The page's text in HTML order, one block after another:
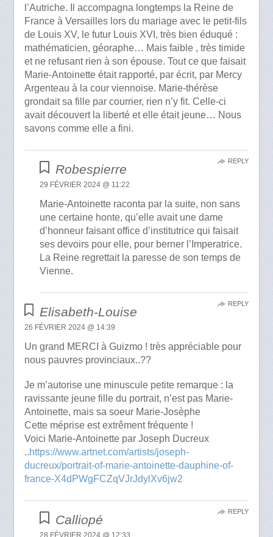
l’Autriche. Il accompagna longtemps la Reine de
France à Versailles lors du mariage avec le petit-fils
de Louis XV, le futur Louis XVI, très bien éduqué :
mathématicien, géoraphe… Mais faible , très timide
et ne refusant rien à son épouse. Tout ce que faisait
Marie-Antoinette était rapporté, par écrit, par Mercy
Argenteau à la cour viennoise. Marie-thérèse
grondait sa fille par courrier, rien n’y fit. Celle-ci
avait découvert la liberté et elle était jeune… Nous
savons comme elle a fini.
Robespierre
29 FÉVRIER 2024 @ 11:22
Marie-Antoinette raconta par la suite, non sans
une certaine honte, qu’elle avait une dame
d’honneur faisant office d’institutrice qui faisait
ses devoirs pour elle, pour berner l’Imperatrice.
La Reine regrettait la paresse de son temps de
Vienne.
REPLY
Elisabeth-Louise
26 FÉVRIER 2024 @ 14:39
Un grand MERCI à Guizmo ! très appréciable pour
nous pauvres provinciaux..??
Je m’autorise une minuscule petite remarque : la
ravissante jeune fille du portrait, n’est pas Marie-
Antoinette, mais sa soeur Marie-Josèphe
Cette méprise est extrêment fréquente !
Voici Marie-Antoinette par Joseph Ducreux
..https://www.artnet.com/artists/joseph-
ducreux/portrait-of-marie-antoinette-dauphine-of-
france-X4dPWgFCZqVJrJdylXv6jw2
REPLY
Calliopé
28 FÉVRIER 2024 @ 12:33
REPLY